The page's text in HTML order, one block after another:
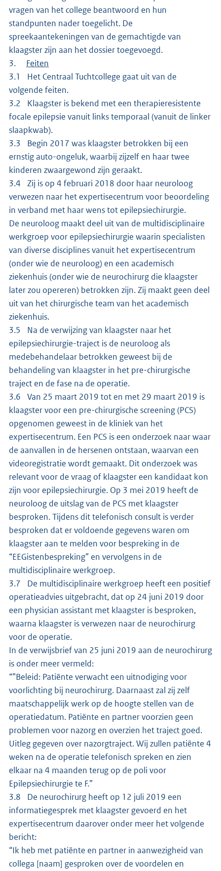
vragen van het college beantwoord en hun
standpunten nader toegelicht. De
spreekaantekeningen van de gemachtigde van
klaagster zijn aan het dossier toegevoegd.
3. Feiten
3.1 Het Centraal Tuchtcollege gaat uit van de
volgende feiten.
3.2 Klaagster is bekend met een therapieresistente
focale epilepsie vanuit links temporaal (vanuit de linker
slaapkwab).
3.3 Begin 2017 was klaagster betrokken bij een
ernstig auto-ongeluk, waarbij zijzelf en haar twee
kinderen zwaargewond zijn geraakt.
3.4 Zij is op 4 februari 2018 door haar neuroloog
verwezen naar het expertisecentrum voor beoordeling
in verband met haar wens tot epilepsiechirurgie.
De neuroloog maakt deel uit van de multidisciplinaire
werkgroep voor epilepsiechirurgie waarin specialisten
van diverse disciplines vanuit het expertisecentrum
(onder wie de neuroloog) en een academisch
ziekenhuis (onder wie de neurochirurg die klaagster
later zou opereren) betrokken zijn. Zij maakt geen deel
uit van het chirurgische team van het academisch
ziekenhuis.
3.5 Na de verwijzing van klaagster naar het
epilepsiechirurgie-traject is de neuroloog als
medebehandelaar betrokken geweest bij de
behandeling van klaagster in het pre-chirurgische
traject en de fase na de operatie.
3.6 Van 25 maart 2019 tot en met 29 maart 2019 is
klaagster voor een pre-chirurgische screening (PCS)
opgenomen geweest in de kliniek van het
expertisecentrum. Een PCS is een onderzoek naar waar
de aanvallen in de hersenen ontstaan, waarvan een
videoregistratie wordt gemaakt. Dit onderzoek was
relevant voor de vraag of klaagster een kandidaat kon
zijn voor epilepsiechirurgie. Op 3 mei 2019 heeft de
neuroloog de uitslag van de PCS met klaagster
besproken. Tijdens dit telefonisch consult is verder
besproken dat er voldoende gegevens waren om
klaagster aan te melden voor bespreking in de
“EEGistenbespreking” en vervolgens in de
multidisciplinaire werkgroep.
3.7 De multidisciplinaire werkgroep heeft een positief
operatieadvies uitgebracht, dat op 24 juni 2019 door
een physician assistant met klaagster is besproken,
waarna klaagster is verwezen naar de neurochirurg
voor de operatie.
In de verwijsbrief van 25 juni 2019 aan de neurochirurg
is onder meer vermeld:
“”Beleid: Patiënte verwacht een uitnodiging voor
voorlichting bij neurochirurg. Daarnaast zal zij zelf
maatschappelijk werk op de hoogte stellen van de
operatiedatum. Patiënte en partner voorzien geen
problemen voor nazorg en overzien het traject goed.
Uitleg gegeven over nazorgtraject. Wij zullen patiënte 4
weken na de operatie telefonisch spreken en zien
elkaar na 4 maanden terug op de poli voor
Epilepsiechirurgie te F.”
3.8 De neurochirurg heeft op 12 juli 2019 een
informatiegesprek met klaagster gevoerd en het
expertisecentrum daarover onder meer het volgende
bericht:
“Ik heb met patiënte en partner in aanwezigheid van
collega [naam] gesproken over de voordelen en